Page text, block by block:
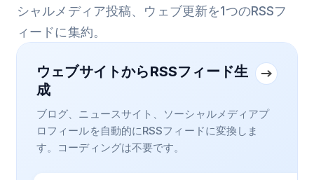
シャルメディア投稿、ウェブ更新を1つのRSSフ
ィードに集約。
ウェブサイトからRSSフィード生
成
ブログ、ニュースサイト、ソーシャルメディアプ
ロフィールを自動的にRSSフィードに変換しま
す。コーディングは不要です。